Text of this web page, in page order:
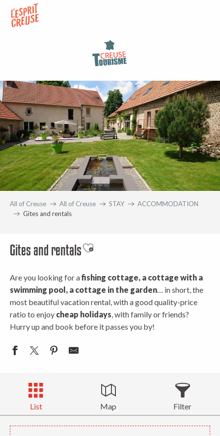
contenu
All of Creuse All of Creuse STAY
ACCOMMODATION
Gites and rentals
Gites and rentalsAjouter aux favoris
Are you looking for afishing cottage, a cottage with a
swimming pool, a cottage in the garden… in short, the
most beautiful vacation rental, with a good quality-price
ratio to enjoy cheap holidays, with family or friends?
Hurry up and book before it passes you by!
List Map Filter